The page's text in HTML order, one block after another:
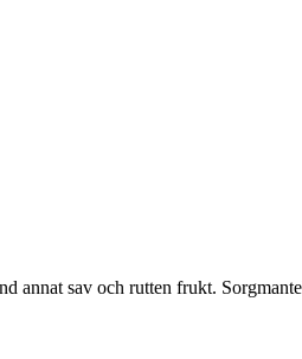
annat sav och rutten frukt.